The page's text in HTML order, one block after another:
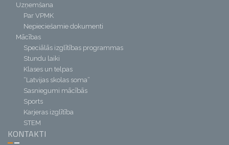
Uzņemšana
Par VPMK
Nepieciešamie dokumenti
Mācības
Speciālās izglītības programmas
Stundu laiki
Klases un telpas
“Latvijas skolas soma”
Sasniegumi mācībās
Sports
Karjeras izglītība
STEM
KONTAKTI